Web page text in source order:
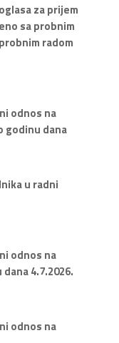
za prijem
sa probnim
radom
odnos na
godinu dana
u radni
odnos na
4.7.2026.
odnos na